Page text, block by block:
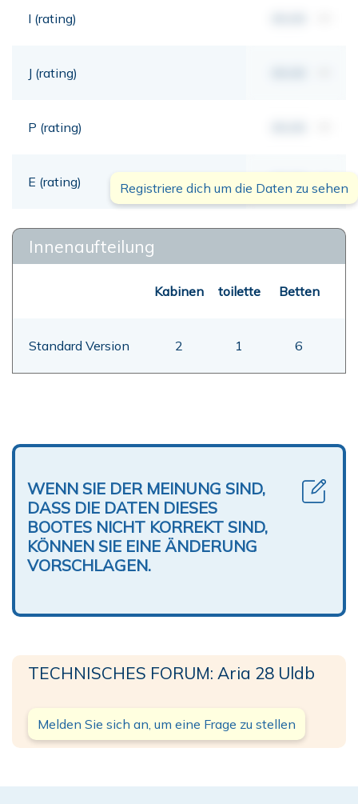
I (rating)
J (rating)
P (rating)
E (rating) 00,00 mt
Registriere dich um die Daten zu sehen
Innenaufteilung
Kabinen toilette Betten
Standard Version 2 1 6
WENN SIE DER MEINUNG SIND,
DASS DIE DATEN DIESES
BOOTES NICHT KORREKT SIND,
KÖNNEN SIE EINE ÄNDERUNG
VORSCHLAGEN.
TECHNISCHES FORUM: Aria 28 Uldb
Melden Sie sich an, um eine Frage zu stellen